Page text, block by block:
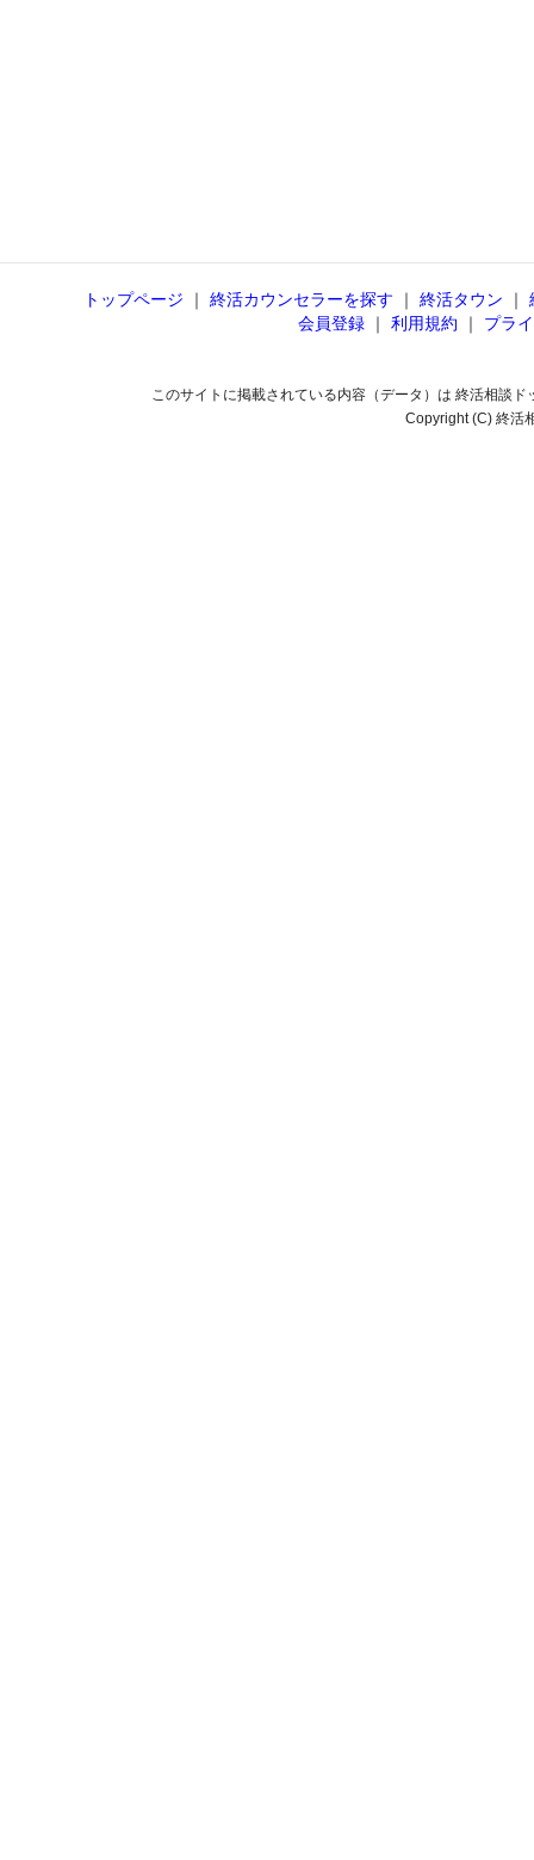
トップページ ｜ 終活カウンセラーを探す ｜ 終活タウン ｜
会員登録 ｜ 利用規約 ｜ プラ
このサイトに掲載されている内容（データ）は 終活相談
Copyright (C) 終活